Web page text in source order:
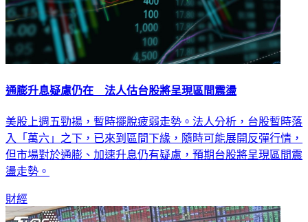
通膨升息疑慮仍在 法人估台股將呈現區間震盪
美股上週五勁揚，暫時擺脫疲弱走勢。法人分析，台股暫時落
入「萬六」之下，已來到區間下緣，隨時可能展開反彈行情，
但市場對於通膨、加速升息仍有疑慮，預期台股將呈現區間震
盪走勢。
財經